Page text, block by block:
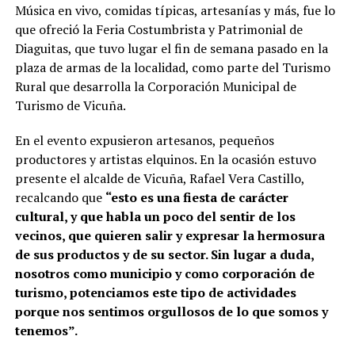
Música en vivo, comidas típicas, artesanías y más, fue lo
que ofreció la Feria Costumbrista y Patrimonial de
Diaguitas, que tuvo lugar el fin de semana pasado en la
plaza de armas de la localidad, como parte del Turismo
Rural que desarrolla la Corporación Municipal de
Turismo de Vicuña.
En el evento expusieron artesanos, pequeños
productores y artistas elquinos. En la ocasión estuvo
presente el alcalde de Vicuña, Rafael Vera Castillo,
recalcando que “esto es una fiesta de carácter
cultural, y que habla un poco del sentir de los
vecinos, que quieren salir y expresar la hermosura
de sus productos y de su sector. Sin lugar a duda,
nosotros como municipio y como corporación de
turismo, potenciamos este tipo de actividades
porque nos sentimos orgullosos de lo que somos y
tenemos”.